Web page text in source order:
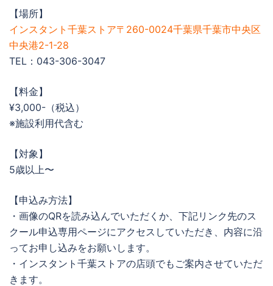
【場所】
インスタント千葉ストア〒260-0024千葉県千葉市中央区
中央港2-1-28
TEL：043-306-3047
【料金】
¥3,000-（税込）
※施設利用代含む
【対象】
5歳以上〜
【申込み方法】
・画像のQRを読み込んでいただくか、下記リンク先のス
クール申込専用ページにアクセスしていただき、内容に沿
ってお申し込みをお願いします。
・インスタント千葉ストアの店頭でもご案内させていただ
きます。